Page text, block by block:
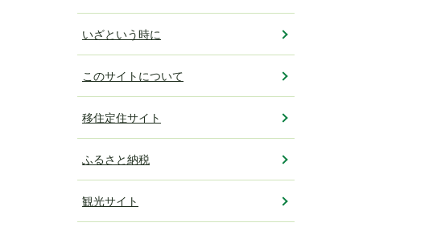
いざという時に
このサイトについて
移住定住サイト
ふるさと納税
観光サイト